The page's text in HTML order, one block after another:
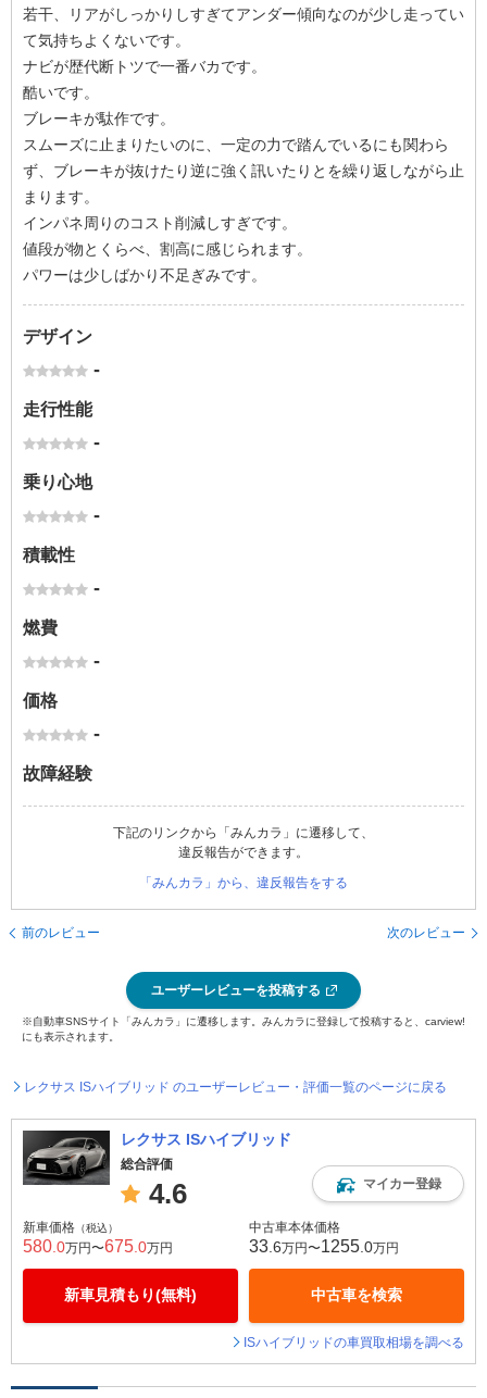
若干、リアがしっかりしすぎてアンダー傾向なのが少し走ってい
て気持ちよくないです。
ナビが歴代断トツで一番バカです。
酷いです。
ブレーキが駄作です。
スムーズに止まりたいのに、一定の力で踏んでいるにも関わら
ず、ブレーキが抜けたり逆に強く訊いたりとを繰り返しながら止
まります。
インパネ周りのコスト削減しすぎです。
値段が物とくらべ、割高に感じられます。
パワーは少しばかり不足ぎみです。
デザイン
-
走行性能
-
乗り心地
-
積載性
-
燃費
-
価格
-
故障経験
下記のリンクから「みんカラ」に遷移して、
違反報告ができます。
「みんカラ」から、違反報告をする
前のレビュー 次のレビュー
ユーザーレビューを投稿する
※自動車SNSサイト「みんカラ」に遷移します。みんカラに登録して投稿すると、carview!
にも表示されます。
レクサス ISハイブリッド のユーザーレビュー・評価一覧のページに戻る
レクサス ISハイブリッド
総合評価
4.6 マイカー登録
新車価格 （税込）
580 .0万円〜675 .0万円
新車見積もり(無料)
中古車本体価格
33 .6万円〜1255 .0万円
中古車を検索
ISハイブリッドの車買取相場を調べる